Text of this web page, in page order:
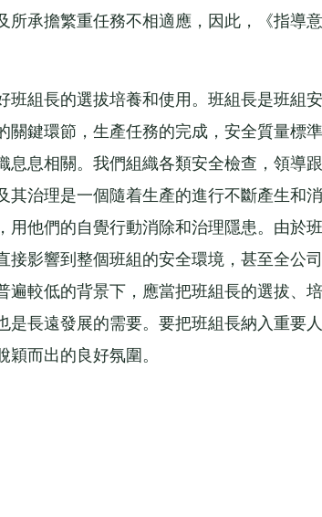
所承擔繁重任務不相適應，因此，《指導
組長的選拔培養和使用。班組長是班組
鍵環節，生產任務的完成，安全質量標
息息相關。我們組織各類安全檢查，領導
其治理是一個隨着生產的進行不斷產生和
用他們的自覺行動消除和治理隱患。由於
接影響到整個班組的安全環境，甚至全公
遍較低的背景下，應當把班組長的選拔、
長遠發展的需要。要把班組長納入重要
而出的良好氛圍。